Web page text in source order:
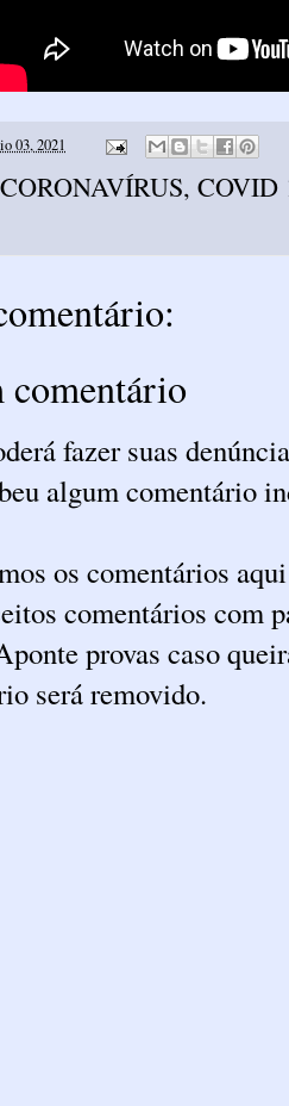
03, 2021
CORONAVÍRUS, COVID
comentário
fazer suas
algum comentário
os comentários
comentários com
provas caso
será removido.